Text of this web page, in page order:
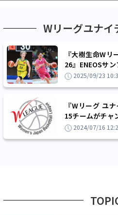
Wリーグユナイ
『大樹生命W
26』ENEOSサ
ックがEASTステ
2025/09/23
『Wリーグ ユ
15チームがチャ
戦が9月に開催決
2024/07/16